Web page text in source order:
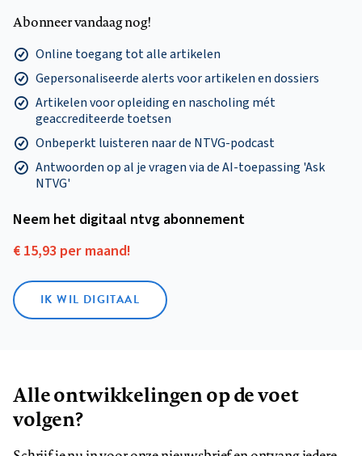
Abonneer vandaag nog!
Online toegang tot alle artikelen
Gepersonaliseerde alerts voor artikelen en dossiers
Artikelen voor opleiding en nascholing mét
geaccrediteerde toetsen
Onbeperkt luisteren naar de NTVG-podcast
Antwoorden op al je vragen via de AI-toepassing 'Ask
NTVG'
Neem het digitaal ntvg abonnement
€ 15,93 per maand!
IK WIL DIGITAAL
Alle ontwikkelingen op de voet
volgen?